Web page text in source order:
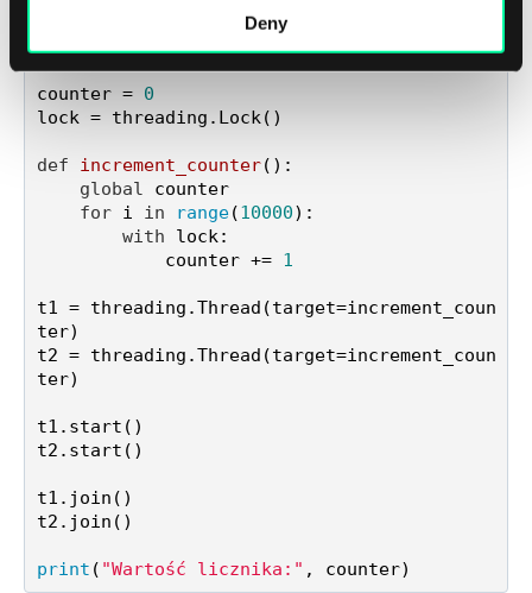
Deny
import threading
counter = 0
lock = threading.Lock()
def increment_counter():
global
counter
for i in range(10000):
with lock:
            counter +=
1
t1 = threading.Thread(target=increment_coun
ter)
t2 = threading.Thread(target=increment_coun
ter)
t1.start()
t2.start()
t1.join()
t2.join()
print ( "Wartość licznika:"